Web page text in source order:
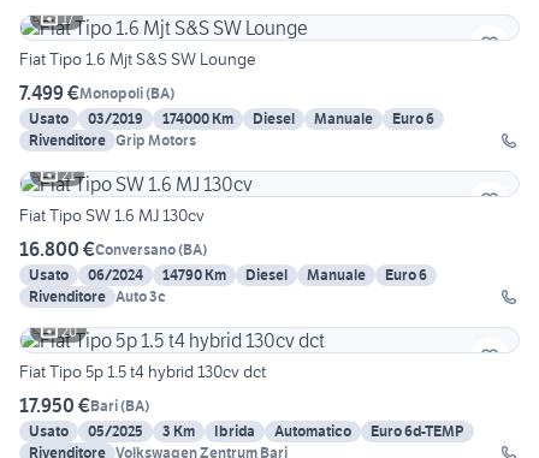
17
Fiat Tipo 1.6 Mjt S&S SW Lounge
7.499 €Monopoli(BA)
Usato
03/2019 174000 Km Diesel Manuale
Euro 6
Rivenditore Grip Motors
21
Fiat Tipo SW 1.6 MJ 130cv
16.800 €Conversano(BA)
Usato
06/2024 14790 Km Diesel Manuale
Euro 6
Rivenditore Auto 3c
20
Fiat Tipo 5p 1.5 t4 hybrid 130cv dct
17.950 €Bari(BA)
Usato
05/2025 3 Km Ibrida Automatico
Euro 6d-TEMP
Rivenditore Volkswagen Zentrum Bari